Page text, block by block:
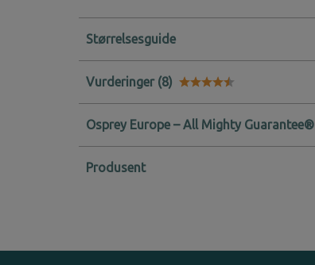
Størrelsesguide
Vurderinger
Osprey Europe – All Mighty Guarantee®
Produsent